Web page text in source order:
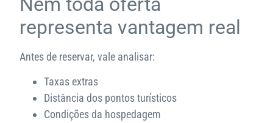
representa vantagem real
Antes de reservar, vale analisar:
Taxas extras
Distância dos pontos turísticos
Condições da hospedagem